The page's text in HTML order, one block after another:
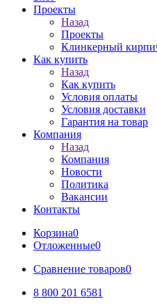
Проекты
Назад
Проекты
Клинкерный
Как купить
Назад
Как купить
Условия оплаты
Условия доставки
Гарантия на товар
Компания
Назад
Компания
Новости
Политика
Вакансии
Контакты
Корзина0
Отложенные0
Сравнение товаров0
8 800 201 6581